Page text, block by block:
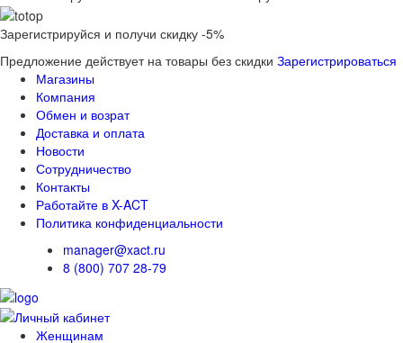
Зарегистрируйся и получи скидку -5%
Предложение действует на товары без скидки Зарегистрироваться
Магазины
Компания
Обмен и возрат
Доставка и оплата
Новости
Сотрудничество
Контакты
Работайте в X-ACT
Политика конфиденциальности
manager@xact.ru
8 (800) 707 28-79
Женщинам